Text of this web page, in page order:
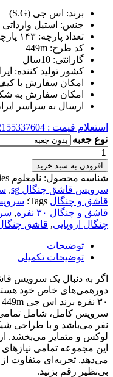
برند: اس جی (S.G)
جنس: استیل وارداتی
تعداد پارچه: ۱۴۳ پارچه ۳۰ نفره
کد طرح: 449m
گارانتی: 10سال
کشور تولید کننده:
امکان سفارش با
امکان سفارش به
ارسال به سراسر
استعلام قیمت : 02155337604
نوع جعبه
سرویس
قاشق
و
449m
برند
اس
جی
۱۴۳
پارچه
نفره
عدد
افزودن به سبد خرید
شناسه محصول: نامعلوم
سرویس قاشق چنگال sg
,
قاشق و چنگال Tags:
قاشق و چنگال ۳۰ نفره
,
چنگال اروپایی, قاشق
توضیحات
توضیحات تکمیلی
اگر به دنبال یک سرویس
نفر می‌باشد و با طراحی
لوکس و متمایز می‌بخشد. از
این مجموعه تمامی
می‌دهد. تجربه‌ای متفاوت
بی‌نظیر رقم بزنید.